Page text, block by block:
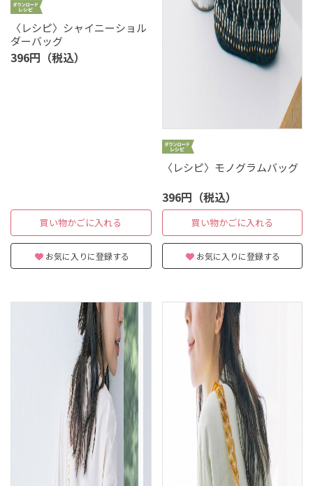
〈レシピ〉シャイニーショル
ダーバッグ
396円（税込）
買い物かごに入れる
お気に入りに登録する
〈レシピ〉モノグラムバッグ
396円（税込）
買い物かごに入れる
お気に入りに登録する